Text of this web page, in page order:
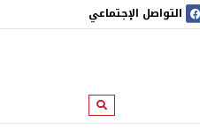
التواصل الإجتماعي
ابحث